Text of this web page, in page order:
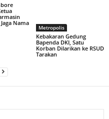
Nama
Metropolis
Kebakaran Gedung
Bapenda DKI, Satu
Korban Dilarikan ke RSUD
Tarakan